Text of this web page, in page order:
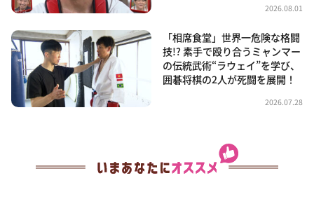
2026.08.01
「相席食堂」世界一危険な格闘
技!? 素手で殴り合うミャンマー
の伝統武術“ラウェイ”を学び、
囲碁将棋の2人が死闘を展開！
2026.07.28